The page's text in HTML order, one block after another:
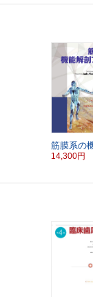
筋膜系の
14,300円